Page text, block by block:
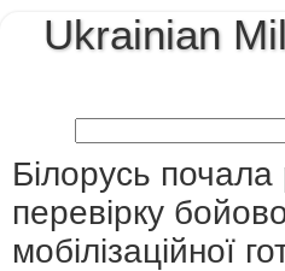
Ukrainian
Білорусь почала
перевірку
мобілізаційної